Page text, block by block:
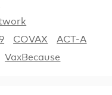
COVAX
ACT-A
VaxBecause